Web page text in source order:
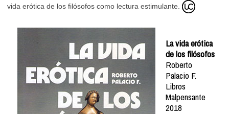
vida erótica de los filósofos como lectura estimulante.
La vida erótica
de los filósofos
Roberto
Palacio F.
Libros
Malpensante
2018